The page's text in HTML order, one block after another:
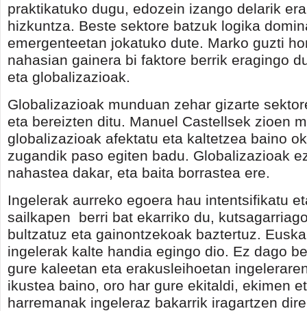
praktikatuko dugu, edozein izango delarik
hizkuntza. Beste sektore batzuk logika
emergenteetan jokatuko dute. Marko guzti
nahasian gainera bi faktore berrik eragingo
eta globalizazioak.
Globalizazioak munduan zehar gizarte
eta bereizten ditu. Manuel Castellsek zioen
globalizazioak afektatu eta kaltetzea baino
zugandik paso egiten badu. Globalizazioak
nahastea dakar, eta baita borrastea ere.
Ingelerak aurreko egoera hau intentsifikatu
sailkapen
berri bat ekarriko du,
bultzatuz eta gainontzekoak baztertuz.
ingelerak kalte handia egingo dio. Ez dago
gure kaleetan eta erakusleihoetan
ikustea baino, oro har gure ekitaldi, ekimen
harremanak ingeleraz bakarrik iragartzen